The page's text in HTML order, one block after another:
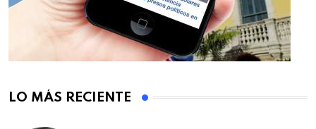
LO MÁS RECIENTE